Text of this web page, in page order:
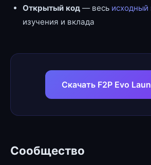
Открытый код — весь исходный
изучения и вклада
Скачать F2P Evo
Сообщество